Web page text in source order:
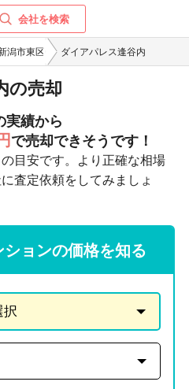
会社を検索
潟市東区 ダイアパレス逢谷内
の売却
実績から
で売却できそうです！
目安です。より正確な相場
査定依頼をしてみましょ
ョンの価格を知る